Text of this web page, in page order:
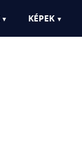
KÉPEK